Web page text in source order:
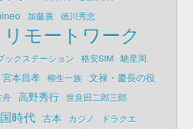
加藤廣 徳川秀忠
リモートワーク
ックステーション 格安SIM 馳星周
宮本昌孝 柳生一族 文禄・慶長の役
舟 高野秀行 世良田二郎三郎
時代 古本 カジノ
ドラクエ